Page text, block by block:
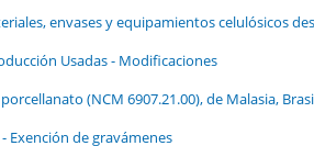
envases y equipamientos celulósicos
Usadas - Modificaciones
(NCM 6907.21.00), de Malasia,
Exención de gravámenes